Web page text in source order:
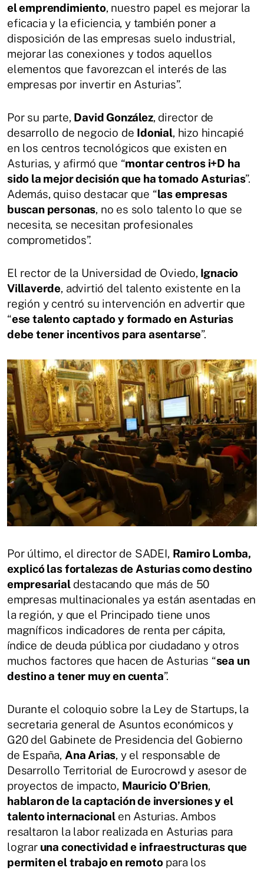
el emprendimiento, nuestro papel es mejorar la
eficacia y la eficiencia, y también poner a
disposición de las empresas suelo industrial,
mejorar las conexiones y todos aquellos
elementos que favorezcan el interés de las
empresas por invertir en Asturias”.
Por su parte, David González, director de
desarrollo de negocio de Idonial, hizo hincapié
en los centros tecnológicos que existen en
Asturias, y afirmó que “montar centros i+D ha
sido la mejor decisión que ha tomado Asturias”.
Además, quiso destacar que “las empresas
buscan personas, no es solo talento lo que se
necesita, se necesitan profesionales
comprometidos”.
El rector de la Universidad de Oviedo, Ignacio
Villaverde, advirtió del talento existente en la
región y centró su intervención en advertir que
“ese talento captado y formado en Asturias
debe tener incentivos para asentarse”.
Por último, el director de SADEI, Ramiro Lomba,
explicó las fortalezas de Asturias como destino
empresarial destacando que más de 50
empresas multinacionales ya están asentadas en
la región, y que el Principado tiene unos
magníficos indicadores de renta per cápita,
índice de deuda pública por ciudadano y otros
muchos factores que hacen de Asturias “sea un
destino a tener muy en cuenta”.
Durante el coloquio sobre la Ley de Startups, la
secretaria general de Asuntos económicos y
G20 del Gabinete de Presidencia del Gobierno
de España, Ana Arias, y el responsable de
Desarrollo Territorial de Eurocrowd y asesor de
proyectos de impacto, Mauricio O’Brien,
hablaron de la captación de inversiones y el
talento internacional en Asturias. Ambos
resaltaron la labor realizada en Asturias para
lograruna conectividad e infraestructuras que
permiten el trabajo en remotopara los